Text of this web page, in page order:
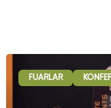
FUARLAR